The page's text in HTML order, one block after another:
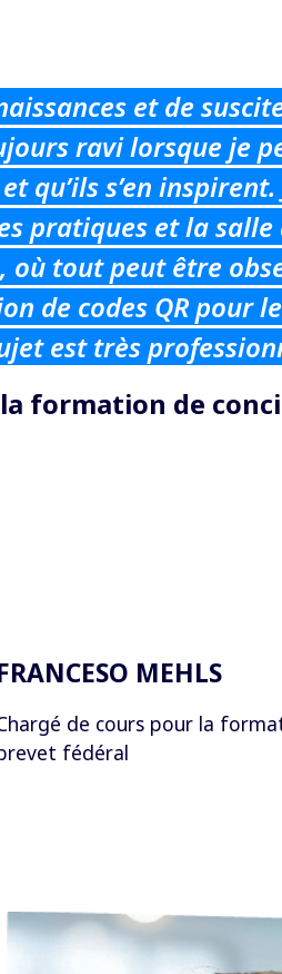
et de
ravi lorsque je
s’en inspirent.
pratiques et la salle
où tout peut être
de codes QR pour
est très
formation de
MEHLS
de cours pour la
fédéral